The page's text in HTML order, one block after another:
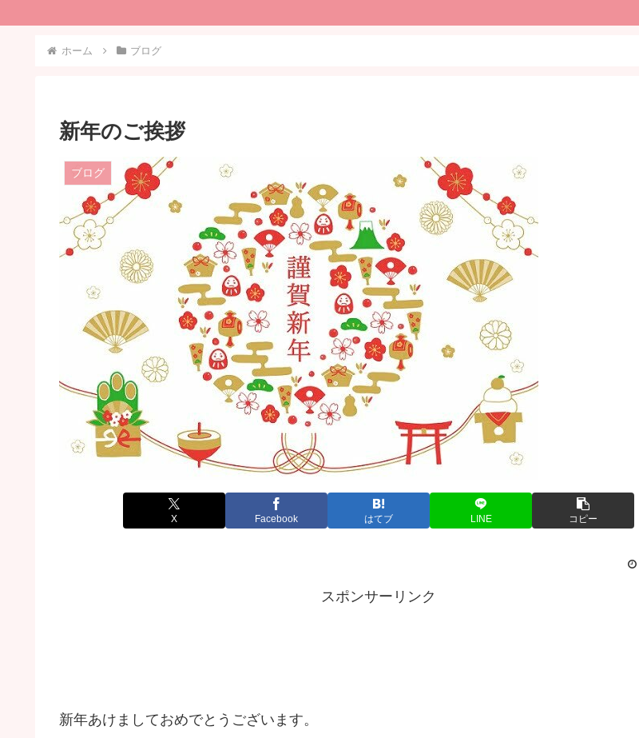
ホーム ブログ
新年のご挨拶
ブログ
X Facebook はてブ LINE コピー
スポンサーリンク
新年あけましておめでとうございます。